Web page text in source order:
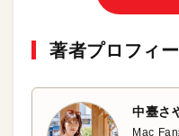
著者プロフィ
中臺さ
Mac